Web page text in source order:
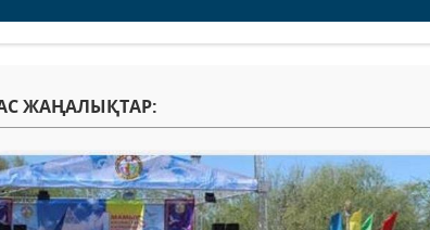
ЖАҢАЛЫҚТАР: